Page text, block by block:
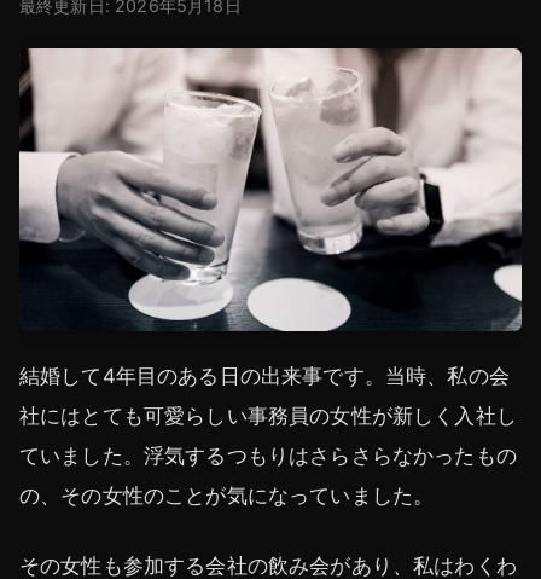
最終更新日: 2026年5月18日
結婚して4年目のある日の出来事です。当時、私の会
社にはとても可愛らしい事務員の女性が新しく入社し
ていました。浮気するつもりはさらさらなかったもの
の、その女性のことが気になっていました。
その女性も参加する会社の飲み会があり、私はわくわ